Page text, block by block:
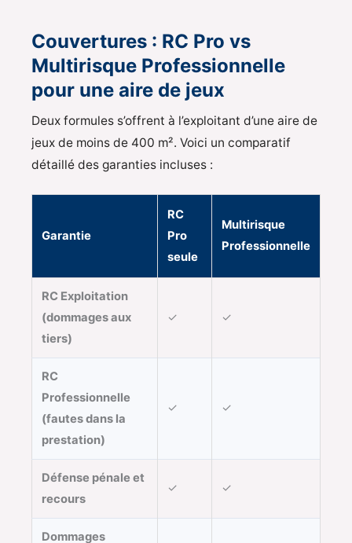
Couvertures : RC Pro vs
Multirisque Professionnelle
pour une aire de jeux
Deux formules s’offrent à l’exploitant d’une aire de
jeux de moins de 400 m². Voici un comparatif
détaillé des garanties incluses :
Garantie
RC
Pro
seule
Multirisque
Professionnelle
RC Exploitation
(dommages aux
tiers)
✓ ✓
RC
Professionnelle
(fautes dans la
prestation)
✓ ✓
Défense pénale et
recours
✓ ✓
Dommages